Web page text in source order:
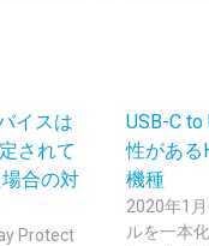
イスは
されて
合の対
Protect
USB-C
性がある
機種
2020年1
ルを一本